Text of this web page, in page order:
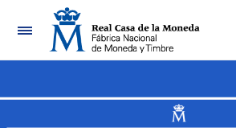
Navegación